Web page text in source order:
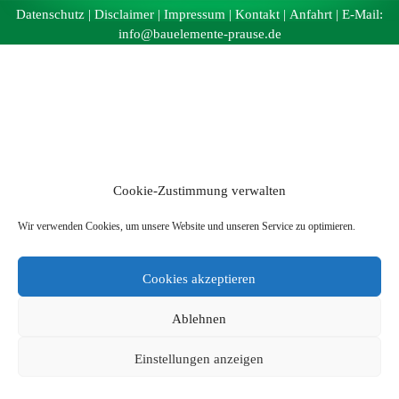
Cookie-Zustimmung verwalten
Wir verwenden Cookies, um unsere Website und unseren Service zu optimieren.
Cookies akzeptieren
Ablehnen
Einstellungen anzeigen
Datenschutz | Disclaimer | Impressum | Kontakt | Anfahrt | E-Mail:
info@bauelemente-prause.de